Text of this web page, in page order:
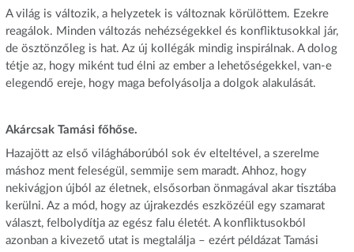
A világ is változik, a helyzetek is változnak körülöttem. Ezekre
reagálok. Minden változás nehézségekkel és konfliktusokkal jár,
de ösztönzőleg is hat. Az új kollégák mindig inspirálnak. A dolog
tétje az, hogy miként tud élni az ember a lehetőségekkel, van-e
elegendő ereje, hogy maga befolyásolja a dolgok alakulását.
Akárcsak Tamási főhőse.
Hazajött az első világháborúból sok év elteltével, a szerelme
máshoz ment feleségül, semmije sem maradt. Ahhoz, hogy
nekivágjon újból az életnek, elsősorban önmagával akar tisztába
kerülni. Az a mód, hogy az újrakezdés eszközéül egy szamarat
választ, felbolydítja az egész falu életét. A konfliktusokból
azonban a kivezető utat is megtalálja – ezért példázat Tamási